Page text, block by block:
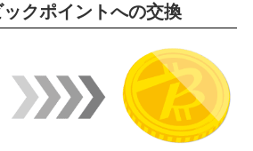
クポイントへの交換